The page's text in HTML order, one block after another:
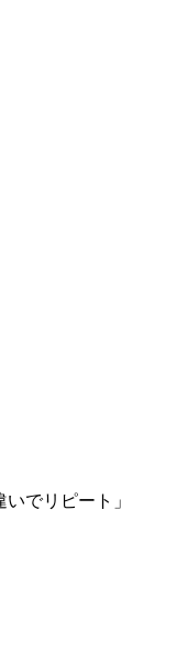
でリピート」